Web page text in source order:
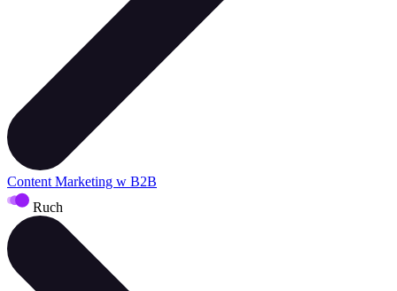
Content Marketing w B2B
Ruch